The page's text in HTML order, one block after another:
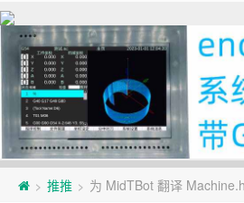
> 推推 > 为 MidTBot 翻译